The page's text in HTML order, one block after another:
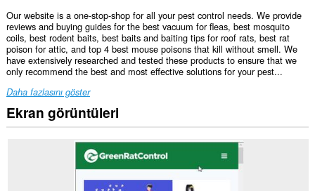
Our website is a one-stop-shop for all your pest control needs. We provide
reviews and buying guides for the best vacuum for fleas, best mosquito
coils, best rodent baits, best baits and baiting tips for roof rats, best rat
poison for attic, and top 4 best mouse poisons that kill without smell. We
have extensively researched and tested these products to ensure that we
only recommend the best and most effective solutions for your pest...
Daha fazlasını göster
Ekran görüntüleri